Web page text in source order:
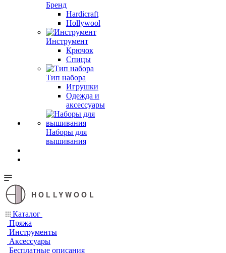
Бренд
Hardicraft
Hollywool
Инструмент
Крючок
Спицы
Тип набора
Игрушки
Одежда и
аксессуары
Наборы для
вышивания
HOLLYWOOL
Каталог
Пряжа
Инструменты
Аксессуары
Бесплатные описания